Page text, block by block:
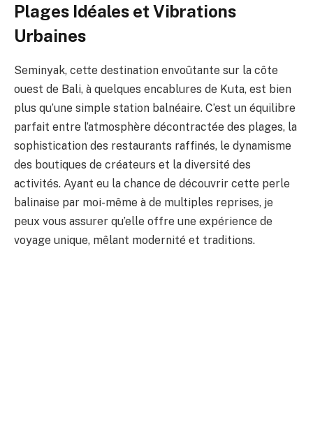
Plages Idéales et Vibrations
Urbaines
Seminyak, cette destination envoûtante sur la côte
ouest de Bali, à quelques encablures de Kuta, est bien
plus qu’une simple station balnéaire. C’est un équilibre
parfait entre l’atmosphère décontractée des plages, la
sophistication des restaurants raffinés, le dynamisme
des boutiques de créateurs et la diversité des
activités. Ayant eu la chance de découvrir cette perle
balinaise par moi-même à de multiples reprises, je
peux vous assurer qu’elle offre une expérience de
voyage unique, mêlant modernité et traditions.